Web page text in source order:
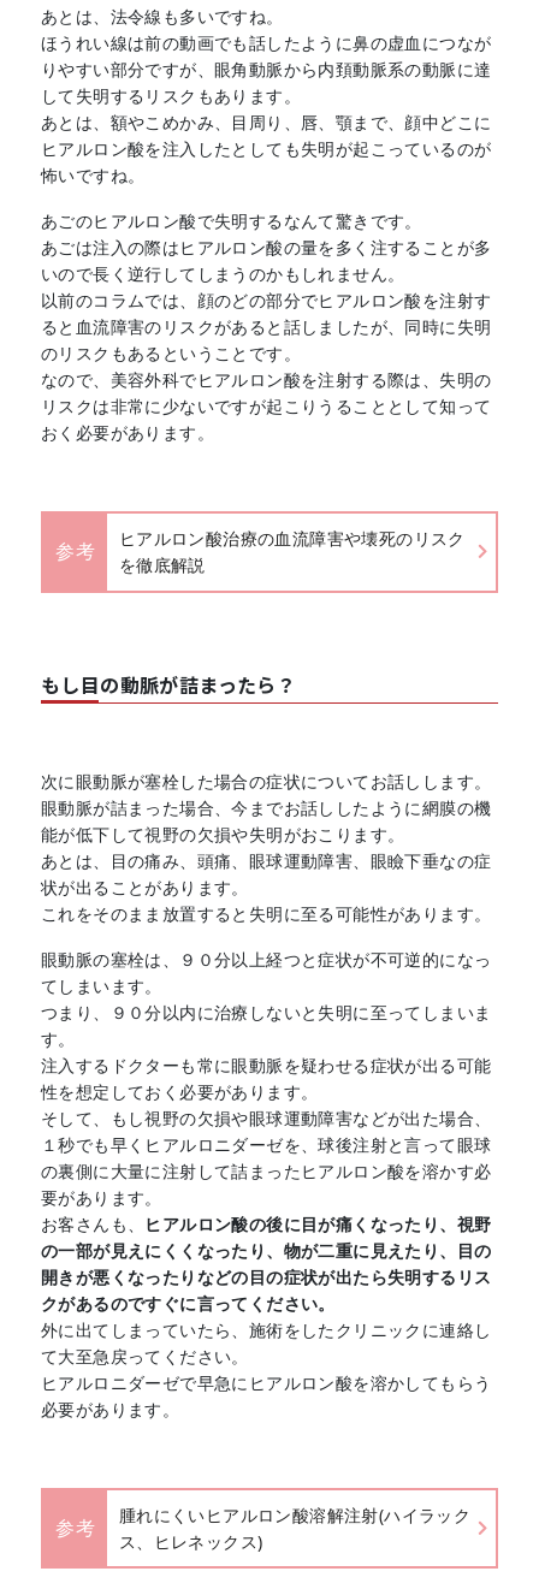
あとは、法令線も多いですね。
ほうれい線は前の動画でも話したように鼻の虚血につなが
りやすい部分ですが、眼角動脈から内頚動脈系の動脈に達
して失明するリスクもあります。
あとは、額やこめかみ、目周り、唇、顎まで、顔中どこに
ヒアルロン酸を注入したとしても失明が起こっているのが
怖いですね。
あごのヒアルロン酸で失明するなんて驚きです。
あごは注入の際はヒアルロン酸の量を多く注することが多
いので長く逆行してしまうのかもしれません。
以前のコラムでは、顔のどの部分でヒアルロン酸を注射す
ると血流障害のリスクがあると話しましたが、同時に失明
のリスクもあるということです。
なので、美容外科でヒアルロン酸を注射する際は、失明の
リスクは非常に少ないですが起こりうることとして知って
おく必要があります。
参考
ヒアルロン酸治療の血流障害や壊死のリスク
を徹底解説
もし目の動脈が詰まったら？
次に眼動脈が塞栓した場合の症状についてお話しします。
眼動脈が詰まった場合、今までお話ししたように網膜の機
能が低下して視野の欠損や失明がおこります。
あとは、目の痛み、頭痛、眼球運動障害、眼瞼下垂なの症
状が出ることがあります。
これをそのまま放置すると失明に至る可能性があります。
眼動脈の塞栓は、９０分以上経つと症状が不可逆的になっ
てしまいます。
つまり、９０分以内に治療しないと失明に至ってしまいま
す。
注入するドクターも常に眼動脈を疑わせる症状が出る可能
性を想定しておく必要があります。
そして、もし視野の欠損や眼球運動障害などが出た場合、
１秒でも早くヒアルロニダーゼを、球後注射と言って眼球
の裏側に大量に注射して詰まったヒアルロン酸を溶かす必
要があります。
お客さんも、 ヒアルロン酸の後に目が痛くなったり、視野
の一部が見えにくくなったり、物が二重に見えたり、目の
開きが悪くなったりなどの目の症状が出たら失明するリス
クがあるのですぐに言ってください。
外に出てしまっていたら、施術をしたクリニックに連絡し
て大至急戻ってください。
ヒアルロニダーゼで早急にヒアルロン酸を溶かしてもらう
必要があります。
参考
腫れにくいヒアルロン酸溶解注射(ハイラック
ス、ヒレネックス)